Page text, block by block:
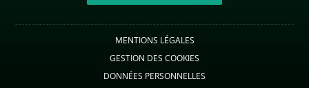
MENTIONS LÉGALES
GESTION DES COOKIES
DONNÉES PERSONNELLES